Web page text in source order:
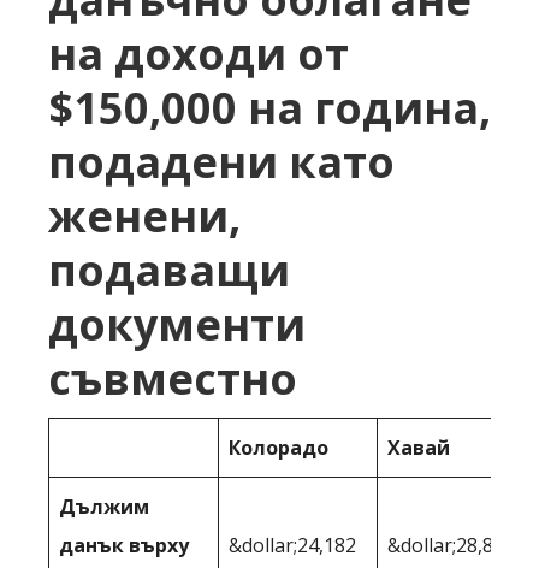
на доходи от
$150,000 на година,
подадени като
женени,
подаващи
документи
съвместно
Колорадо Хавай
Дължим
данък върху
&dollar;24,182 &dollar;28,866